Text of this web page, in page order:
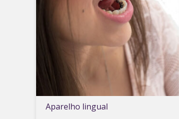
Aparelho lingual